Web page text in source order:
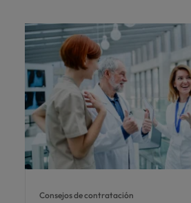
Consejos de contratación